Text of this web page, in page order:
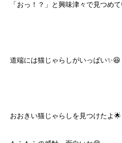
「おっ！？」と興味津々で見つめ
道端には猫じゃらしがいっぱい✨😆
おおきい猫じゃらしを見つけたよ🌟